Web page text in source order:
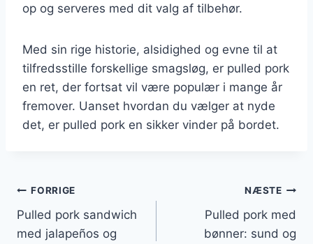
op og serveres med dit valg af tilbehør.
Med sin rige historie, alsidighed og evne til at
tilfredsstille forskellige smagsløg, er pulled pork
en ret, der fortsat vil være populær i mange år
fremover. Uanset hvordan du vælger at nyde
det, er pulled pork en sikker vinder på bordet.
Indlægsnavigation
FORRIGE
Pulled pork sandwich
med jalapeños og
NÆSTE
Pulled pork med
bønner: sund og